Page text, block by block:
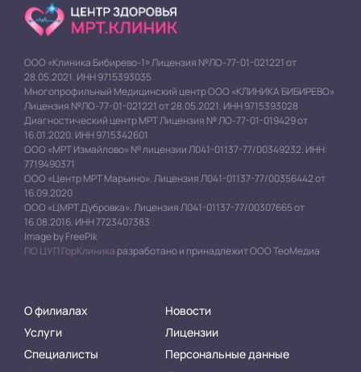
ООО «Клиника Бибирево-1» Лицензия №ЛО-77-01-021221 от
28.05.2021. ИНН 9715393035
Многопрофильный Медицинский центр ООО «КЛИНИКА БИБИРЕВО»
Лицензия №ЛО-77-01-021221 от 28.05.2021. ИНН 9715393028
Диагностический центр МРТ Лицензия № ЛО-77-01-019429 от
16.01.2020. ИНН 9715342601
ООО «МРТ Измайлово» № лицензии Л041-01137-77/00349232. ИНН:
7719490371
ООО «Центр МРТ Марьино». Лицензия Л041-01137-77/00356442 от
16.09.2020
ООО «ЦМРТ Дубровка». Лицензия Л041-01137-77/00307665 от
16.08.2016. ИНН 7723407383
Image by FreePik
ПО ЦУП ГорКлиника разработано и принадлежит ООО ТеоМедиа
О филиалах
Услуги
Специалисты
Новости
Лицензии
Персональные данные